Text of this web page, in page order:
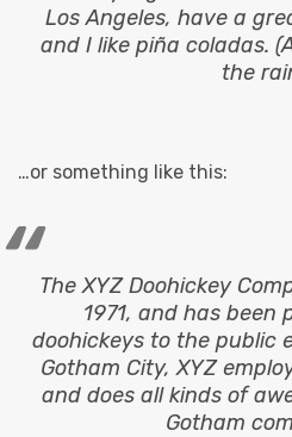
Los Angeles, have a
and I like piña coladas.
the
…or something like this:
The XYZ Doohickey
1971, and has been
doohickeys to the public
Gotham City, XYZ
and does all kinds of
Gotham